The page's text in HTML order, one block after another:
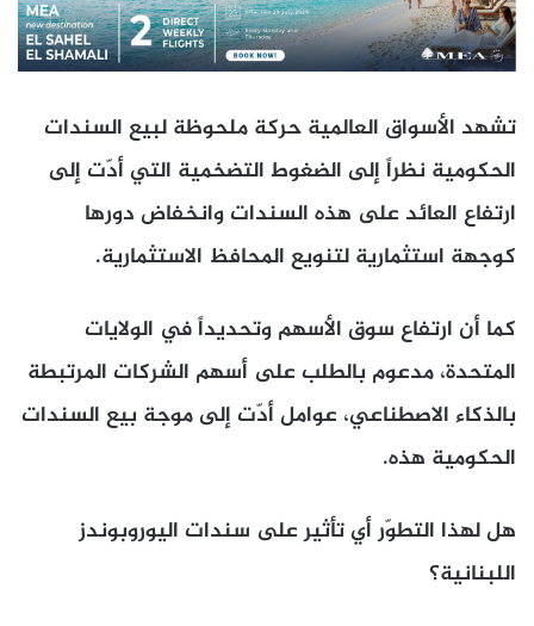
تشهد الأسواق العالمية حركة ملحوظة لبيع السندات
الحكومية نظراً إلى الضغوط التضخمية التي أدّت إلى
ارتفاع العائد على هذه السندات وانخفاض دورها
كوجهة استثمارية لتنويع المحافظ الاستثمارية.
كما أن ارتفاع سوق الأسهم وتحديداً في الولايات
المتحدة، مدعوم بالطلب على أسهم الشركات المرتبطة
بالذكاء الاصطناعي، عوامل أدّت إلى موجة بيع السندات
الحكومية هذه.
هل لهذا التطوّر أي تأثير على سندات اليوروبوندز
اللبنانية؟